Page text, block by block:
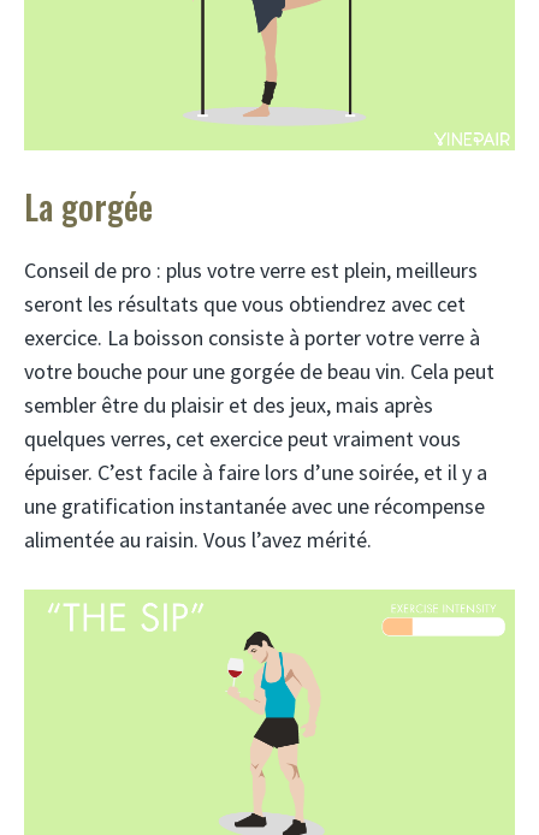
La gorgée
Conseil de pro : plus votre verre est plein, meilleurs
seront les résultats que vous obtiendrez avec cet
exercice. La boisson consiste à porter votre verre à
votre bouche pour une gorgée de beau vin. Cela peut
sembler être du plaisir et des jeux, mais après
quelques verres, cet exercice peut vraiment vous
épuiser. C’est facile à faire lors d’une soirée, et il y a
une gratification instantanée avec une récompense
alimentée au raisin. Vous l’avez mérité.